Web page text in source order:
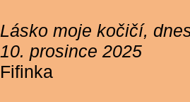
Lásko moje kočičí,
10. prosince 2025
Fifinka